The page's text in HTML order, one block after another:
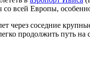
всей Европы,
через соседние
продолжить путь